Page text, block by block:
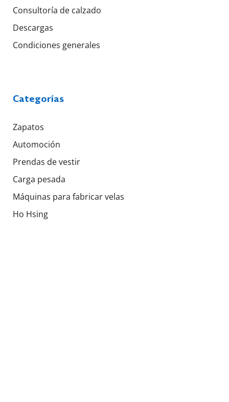
Consultoría de calzado
Descargas
Condiciones generales
Categorías
Zapatos
Automoción
Prendas de vestir
Carga pesada
Máquinas para fabricar velas
Ho Hsing